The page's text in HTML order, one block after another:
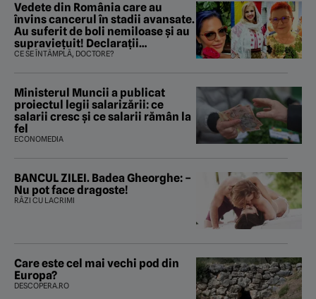
Vedete din România care au
învins cancerul în stadii avansate.
Au suferit de boli nemiloase şi au
supravieţuit! Declarații
sfâșietoare
CE SE ÎNTÂMPLĂ, DOCTORE?
Ministerul Muncii a publicat
proiectul legii salarizării: ce
salarii cresc și ce salarii rămân la
fel
ECONOMEDIA
BANCUL ZILEI. Badea Gheorghe: –
Nu pot face dragoste!
RÂZI CU LACRIMI
Care este cel mai vechi pod din
Europa?
DESCOPERA.RO